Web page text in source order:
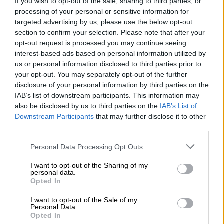
processing of your personal or sensitive information for
targeted advertising by us, please use the below opt-out
section to confirm your selection. Please note that after your
opt-out request is processed you may continue seeing
interest-based ads based on personal information utilized by
us or personal information disclosed to third parties prior to
your opt-out. You may separately opt-out of the further
disclosure of your personal information by third parties on the
IAB’s list of downstream participants. This information may
also be disclosed by us to third parties on the IAB’s List of
Downstream Participants that may further disclose it to other
Please note that this website/app uses one or more Google
not limited to your visit or usage behaviour. You may click to
grant or deny consent to Google and its third-party tags to
use your data for below specified purposes in below Google
consent section.
Personal Data Processing Opt Outs
I want to opt-out of the Sharing of my
personal data.
Opted In
I want to opt-out of the Sale of my
Personal Data.
Opted In
ότι η επικοινωνία τους είναι τακτική και θα
αποβεί πολύ ωφέλιμη για τα συμφέροντα
όλων των πλευρών. Η στρατηγική της είναι
σαφής: η Ελλάδα αποτελεί τονβασικό
ενεργειακό κόμβογια το αμερικανικό LNG,
γεγονός που την καθιστά αναντικατάστατο
εταίρο της Ουάσιγκτον στην περιοχή.